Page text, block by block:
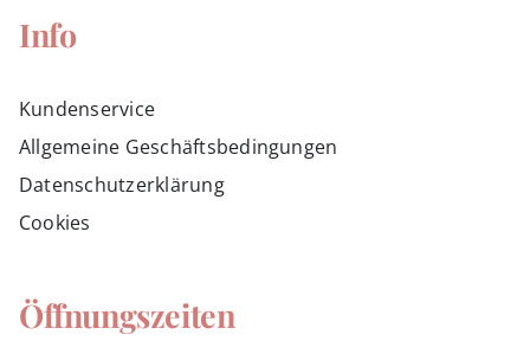
Info
Kundenservice
Allgemeine Geschäftsbedingungen
Datenschutzerklärung
Cookies
Öffnungszeiten